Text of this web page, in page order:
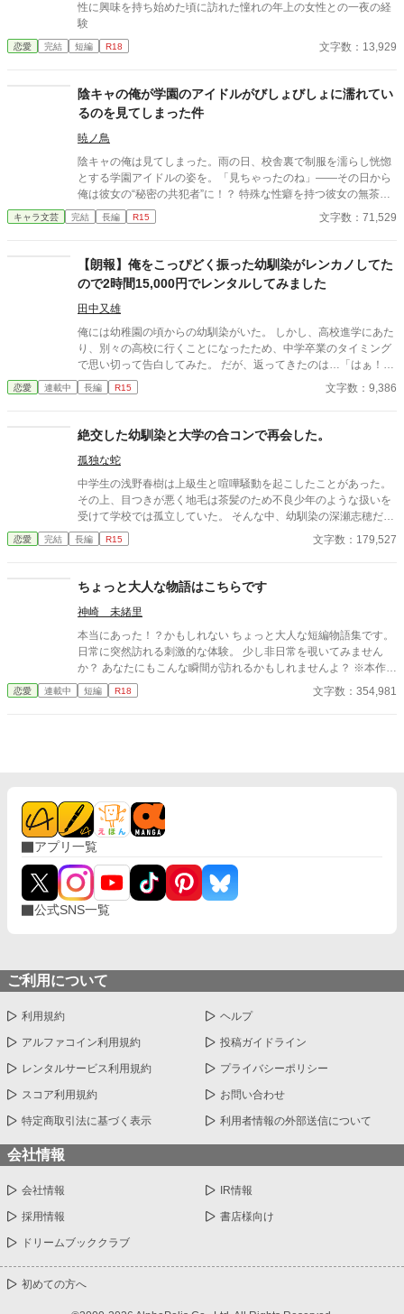
性に興味を持ち始めた頃に訪れた憧れの年上の女性との一夜の経
験
恋愛 完結 短編 R18 文字数：13,929
陰キャの俺が学園のアイドルがびしょびしょに濡れてい
るのを見てしまった件
暁ノ鳥
陰キャの俺は見てしまった。雨の日、校舎裏で制服を濡らし恍惚
とする学園アイドルの姿を。「見ちゃったのね」――その日から
俺は彼女の“秘密の共犯者”に！？ 特殊な性癖を持つ彼女の無茶な
「実験」に振り回され、身も心も支配される日々の始まり。二人
の禁断の関係の行方は？。二人の禁断の関係が今、始まる！
キャラ文芸 完結 長編 R15 文字数：71,529
【朗報】俺をこっぴどく振った幼馴染がレンカノしてた
ので2時間15,000円でレンタルしてみました
田中又雄
俺には幼稚園の頃からの幼馴染がいた。 しかし、高校進学にあた
り、別々の高校に行くことになったため、中学卒業のタイミング
で思い切って告白してみた。 だが、返ってきたのは…「はぁ！？
誰があんたみたいなのと付き合うのよ！」という酷い言葉だっ
た。 それからは家は近所だったが、それからは一度も話をするこ
た。 そんなある日、とある噂を聞いた。 どうやら、あいつがレン
タル彼女なるものを始めたとか…。 気持ち悪いと思いながらも俺
は予約を入れるのであった。 そうして、デート当日。 待ち合わせ
場所に着くと、後ろから彼女がやってきた。 「あ、ごめんね！待
たせちゃっ…た…よ…ね」と、どんどんと顔が青ざめる。 「…待
ってないよ。マイハニー」 「なっ…！？なんであんたが…！ばっ
彼氏にあんたとか言わないよね？」 「頭おかしいんじゃない
恋愛 連載中 長編 R15 文字数：9,386
絶交した幼馴染と大学の合コンで再会した。
孤独な蛇
中学生の浅野春樹は上級生と喧嘩騒動を起こしたことがあった。
その上、目つきが悪く地毛は茶髪のため不良少年のような扱いを
受けて学校では孤立していた。 そんな中、幼馴染の深瀬志穂だけ
は春樹のことをいつも気遣ってくれていた。 同じ高校に行こうと
声を掛けてくれる志穂の言葉に応えたい一心で受験勉強にも力を
なかった。 昔から志穂が近くにいてくれるから……。 しかし、3
年生なってから志穂の態度がよそよそしくなってきた。 登下校も
別々になり、学校で話しかけてくることも無くなった。 志穂の心
が自分から離れていってしまっている気がした春樹は焦ってい
た。 彼女と話がしたい。笑った顔が見たい。 志穂と一緒に帰ろう
と、彼女が部活動を行っている体育館へ向かったのだが……。 そ
そうにしている志穂の声だった。 その瞬間、春樹の中で志穂に対
恋愛 完結 長編 R15 文字数：179,527
ちょっと大人な物語はこちらです
神崎 未緒里
本当にあった！？かもしれない ちょっと大人な短編物語集です。
日常に突然訪れる刺激的な体験。 少し非日常を覗いてみません
か？ あなたにもこんな瞬間が訪れるかもしれませんよ？ ※本作品
ではGemini PRO、Pixai.artで作成した生成AI画像ならびに Pixa
bay並びにUnsplshのロイヤリティフリーの画像を使用していま
恋愛 連載中 短編 R18 文字数：354,981
アプリ一覧
公式SNS一覧
ご利用について
利用規約 ヘルプ
アルファコイン利用規約 投稿ガイドライン
レンタルサービス利用規約 プライバシーポリシー
スコア利用規約 お問い合わせ
特定商取引法に基づく表示 利用者情報の外部送信について
会社情報
会社情報 IR情報
採用情報 書店様向け
ドリームブッククラブ
初めての方へ